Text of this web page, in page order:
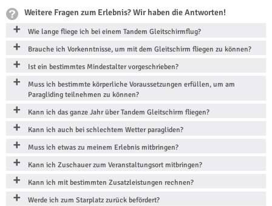
Weitere Fragen zum Erlebnis? Wir haben die Antworten!
Wie lange fliege ich bei einem Tandem Gleitschirmflug?
Brauche ich Vorkenntnisse, um mit dem Gleitschirm fliegen zu können?
Ist ein bestimmtes Mindestalter vorgeschrieben?
Muss ich bestimmte körperliche Voraussetzungen erfüllen, um am
Paragliding teilnehmen zu können?
Kann ich das ganze Jahr über Tandem Gleitschirm fliegen?
Kann ich auch bei schlechtem Wetter paragliden?
Muss ich etwas zu meinem Erlebnis mitbringen?
Kann ich Zuschauer zum Veranstaltungsort mitbringen?
Kann ich mit bestimmten Zusatzleistungen rechnen?
Werde ich zum Starplatz zurück befördert?